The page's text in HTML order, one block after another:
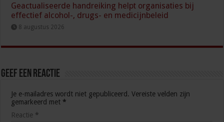
Geactualiseerde handreiking helpt organisaties bij
effectief alcohol-, drugs- en medicijnbeleid
8 augustus 2026
Geef een reactie
Je e-mailadres wordt niet gepubliceerd. Vereiste velden zijn
gemarkeerd met *
Reactie *